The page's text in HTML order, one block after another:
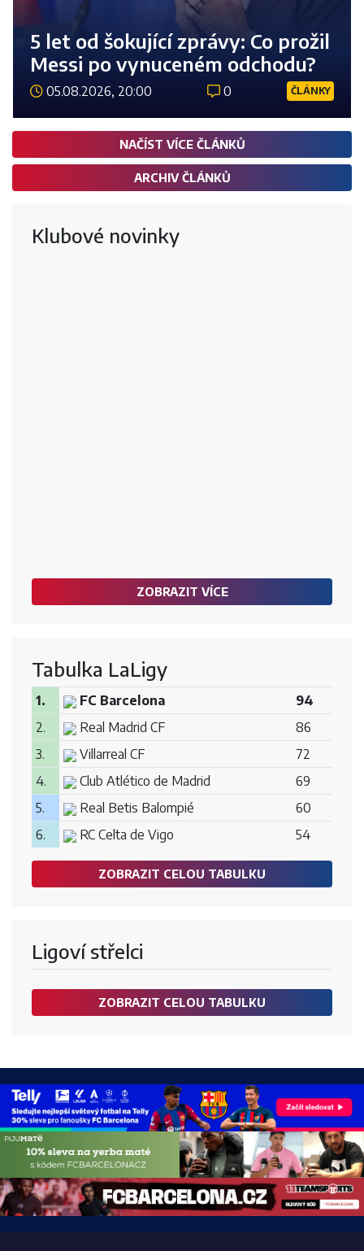
5 let od šokující zprávy: Co prožil
Messi po vynuceném odchodu?
05.08.2026, 20:00 0 ČLÁNKY
NAČÍST VÍCE ČLÁNKŮ
ARCHIV ČLÁNKŮ
Klubové novinky
ZOBRAZIT VÍCE
Tabulka LaLigy
1. FC Barcelona
94
2.
Real Madrid CF
86
3.
Villarreal CF
72
4.
Club Atlético de Madrid
69
5.
Real Betis Balompié
60
6.
RC Celta de Vigo 54
ZOBRAZIT CELOU TABULKU
Ligoví střelci
ZOBRAZIT CELOU TABULKU